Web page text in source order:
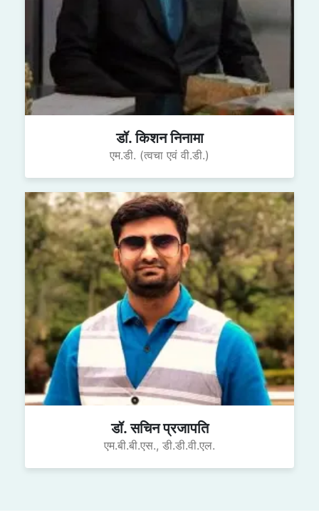
डॉ. किशन निनामा
एम.डी. (त्वचा एवं वी.डी.)
डॉ. सचिन प्रजापति
एम.बी.बी.एस., डी.डी.वी.एल.